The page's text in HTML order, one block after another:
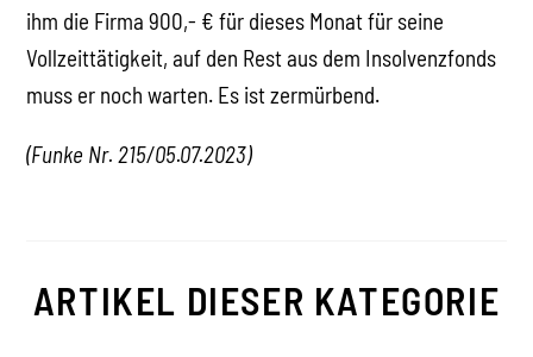
ihm die Firma 900,- € für dieses Monat für seine
Vollzeittätigkeit, auf den Rest aus dem Insolvenzfonds
muss er noch warten. Es ist zermürbend.
(Funke Nr. 215/05.07.2023)
ARTIKEL DIESER KATEGORIE